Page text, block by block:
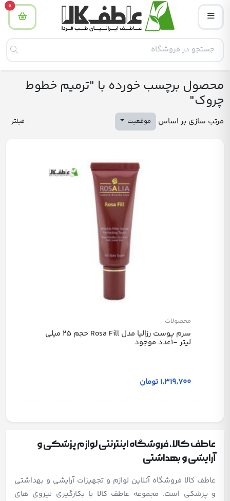
0
محصول برچسب خورده با "ترمیم خطوط
چروک"
مرتب سازی بر اساس موقعیت فیلتر
محصولات
سرم پوست رزالیا مدل Rosa Fill حجم 25 میلی
لیتر -1عدد موجود
1٬319٬700 تومان
عاطف کالا، فروشگاه اینترنتی لوازم پزشکی و
آرایشی و بهداشتی
عاطف کالا فروشگاه آنلاین لوازم و تجهیزات آرایشی و بهداشتی
و پزشکی است. مجموعه عاطف کالا با بکارگیری نیروی های